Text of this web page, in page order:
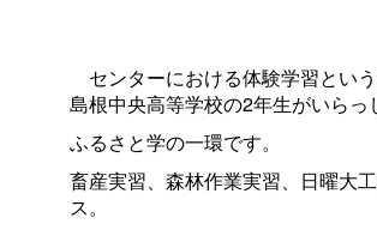
センターにおける体験学習とい
島根中央高等学校の2年生がいらっ
ふるさと学の一環です。
畜産実習、森林作業実習、日曜大
ス。